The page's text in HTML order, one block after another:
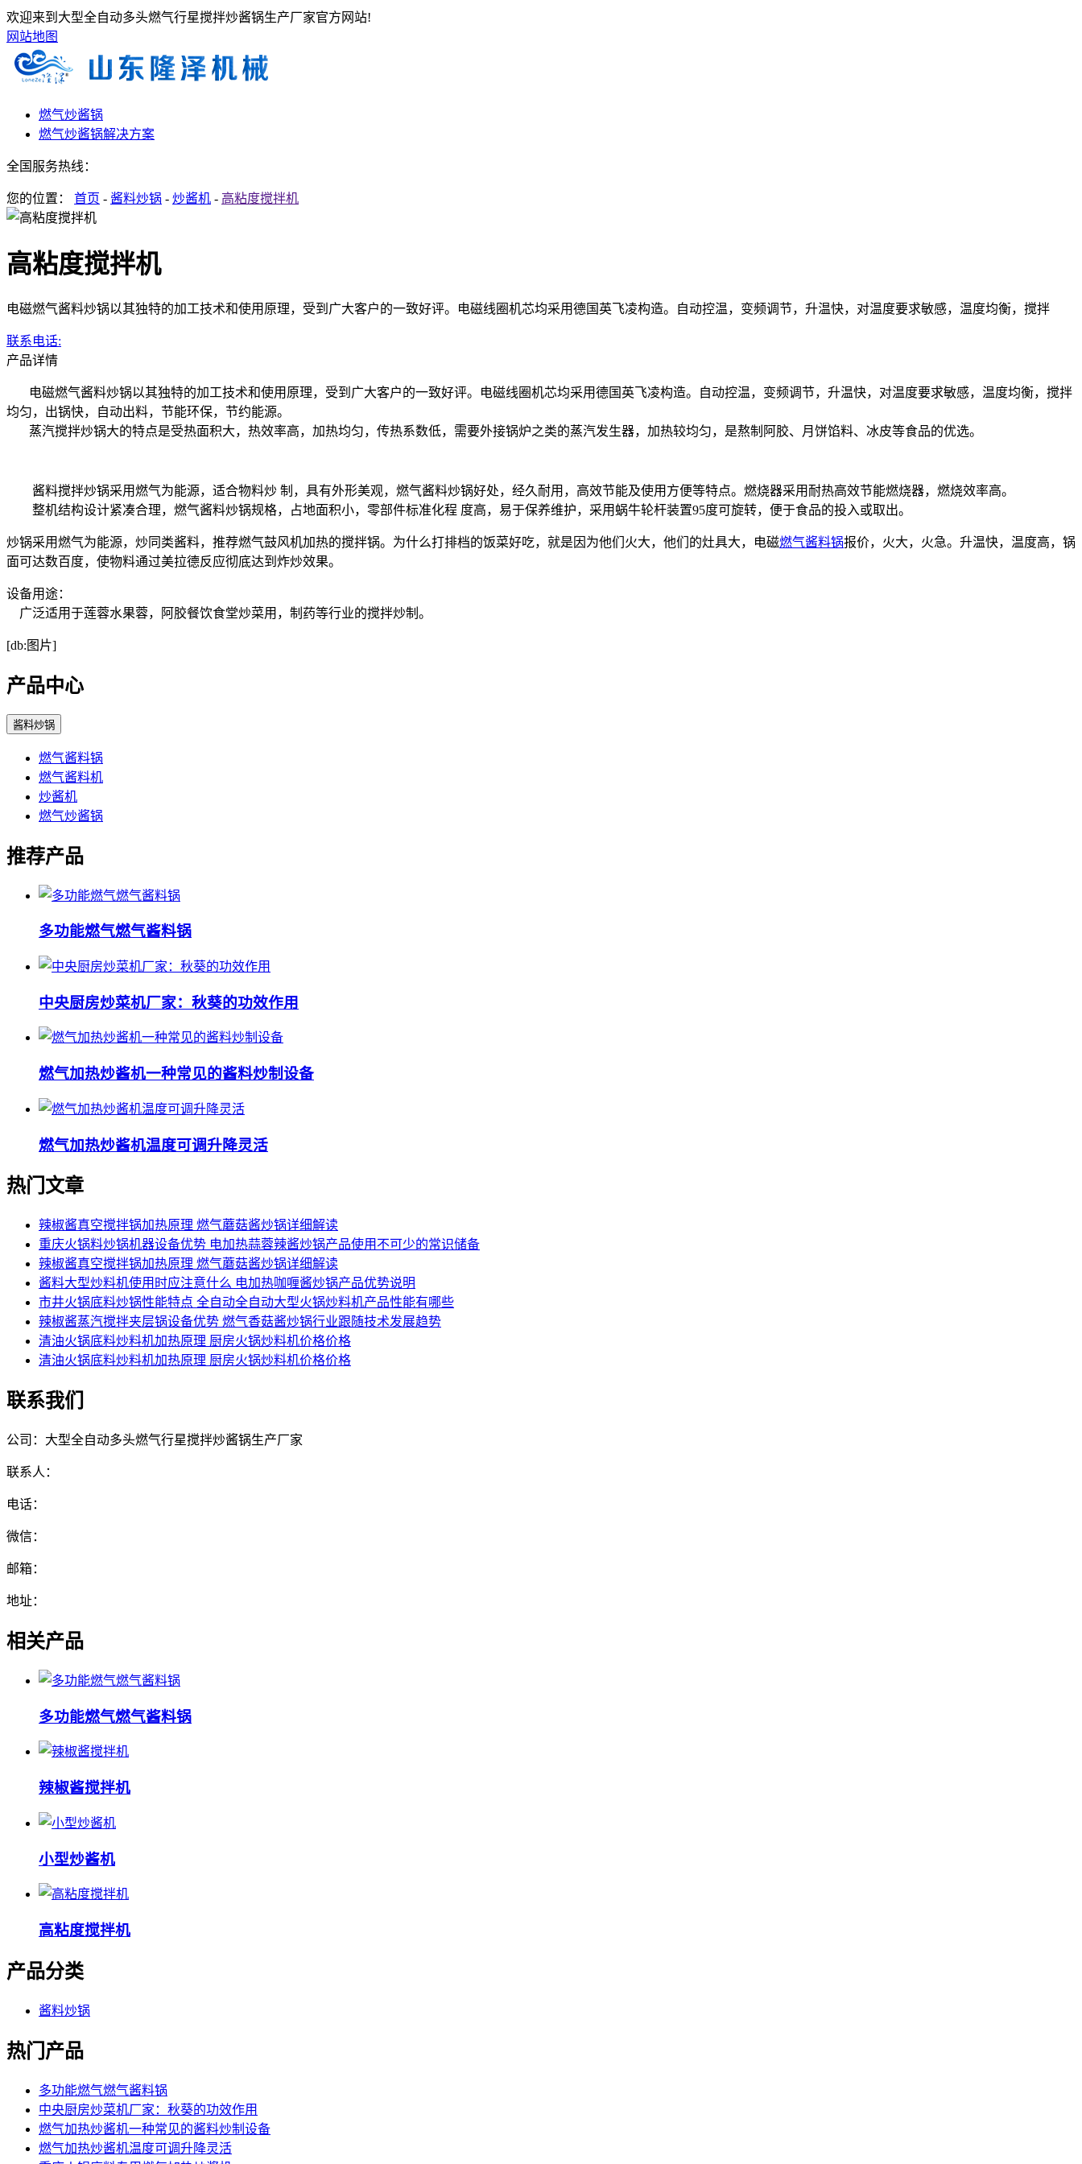
欢迎来到大型全自动多头燃气行星搅拌炒酱锅生产厂家官方网站!
网站地图
燃气炒酱锅
燃气炒酱锅解决方案
全国服务热线：
您的位置： 首页 - 酱料炒锅 - 炒酱机 - 高粘度搅拌机
高粘度搅拌机
电磁燃气酱料炒锅以其独特的加工技术和使用原理，受到广大客户的一致好评。电磁线圈机芯均采用德国英飞凌构造。自动控温，变频调节，升温快，对温度要求敏感，温度均衡，搅拌
联系电话:
产品详情
电磁燃气酱料炒锅以其独特的加工技术和使用原理，受到广大客户的一致好评。电磁线圈机芯均采用德国英飞凌构造。自动控温，变频调节，升温快，对温度要求敏感，温度均衡，搅拌
均匀，出锅快，自动出料，节能环保，节约能源。
蒸汽搅拌炒锅大的特点是受热面积大，热效率高，加热均匀，传热系数低，需要外接锅炉之类的蒸汽发生器，加热较均匀，是熬制阿胶、月饼馅料、冰皮等食品的优选。
酱料搅拌炒锅采用燃气为能源，适合物料炒 制，具有外形美观，燃气酱料炒锅好处，经久耐用，高效节能及使用方便等特点。燃烧器采用耐热高效节能燃烧器，燃烧效率高。
整机结构设计紧凑合理，燃气酱料炒锅规格，占地面积小，零部件标准化程 度高，易于保养维护，采用蜗牛轮杆装置95度可旋转，便于食品的投入或取出。
炒锅采用燃气为能源，炒同类酱料，推荐燃气鼓风机加热的搅拌锅。为什么打排档的饭菜好吃，就是因为他们火大，他们的灶具大，电磁燃气酱料锅报价，火大，火急。升温快，温度高，锅
面可达数百度，使物料通过美拉德反应彻底达到炸炒效果。
设备用途：
广泛适用于莲蓉水果蓉，阿胶餐饮食堂炒菜用，制药等行业的搅拌炒制。
[db:图片]
产品中心
酱料炒锅
燃气酱料锅
燃气酱料机
炒酱机
燃气炒酱锅
推荐产品
多功能燃气燃气酱料锅
中央厨房炒菜机厂家：秋葵的功效作用
燃气加热炒酱机一种常见的酱料炒制设备
燃气加热炒酱机温度可调升降灵活
热门文章
辣椒酱真空搅拌锅加热原理 燃气蘑菇酱炒锅详细解读
重庆火锅料炒锅机器设备优势 电加热蒜蓉辣酱炒锅产品使用不可少的常识储备
辣椒酱真空搅拌锅加热原理 燃气蘑菇酱炒锅详细解读
酱料大型炒料机使用时应注意什么 电加热咖喱酱炒锅产品优势说明
市井火锅底料炒锅性能特点 全自动全自动大型火锅炒料机产品性能有哪些
辣椒酱蒸汽搅拌夹层锅设备优势 燃气香菇酱炒锅行业跟随技术发展趋势
清油火锅底料炒料机加热原理 厨房火锅炒料机价格价格
清油火锅底料炒料机加热原理 厨房火锅炒料机价格价格
联系我们
公司：大型全自动多头燃气行星搅拌炒酱锅生产厂家
联系人：
电话：
微信：
邮箱：
地址：
相关产品
多功能燃气燃气酱料锅
辣椒酱搅拌机
小型炒酱机
高粘度搅拌机
产品分类
酱料炒锅
热门产品
多功能燃气燃气酱料锅
中央厨房炒菜机厂家：秋葵的功效作用
燃气加热炒酱机一种常见的酱料炒制设备
燃气加热炒酱机温度可调升降灵活